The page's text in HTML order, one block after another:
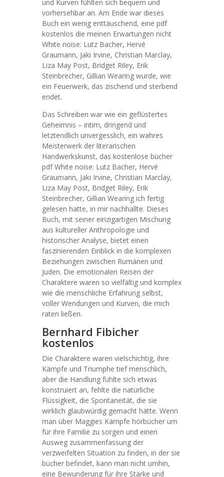
und Kurven fühlten sich bequem und
vorhersehbar an. Am Ende war dieses
Buch ein wenig enttäuschend, eine pdf
kostenlos die meinen Erwartungen nicht
White noise: Lutz Bacher, Hervé
Graumann, Jaki Irvine, Christian Marclay,
Liza May Post, Bridget Riley, Erik
Steinbrecher, Gillian Wearing wurde, wie
ein Feuerwerk, das zischend und sterbend
endet.
Das Schreiben war wie ein geflüstertes
Geheimnis – intim, dringend und
letztendlich unvergesslich, ein wahres
Meisterwerk der literarischen
Handwerkskunst, das kostenlose bücher
pdf White noise: Lutz Bacher, Hervé
Graumann, Jaki Irvine, Christian Marclay,
Liza May Post, Bridget Riley, Erik
Steinbrecher, Gillian Wearing ich fertig
gelesen hatte, in mir nachhallte. Dieses
Buch, mit seiner einzigartigen Mischung
aus kultureller Anthropologie und
historischer Analyse, bietet einen
faszinierenden Einblick in die komplexen
Beziehungen zwischen Rumänen und
Juden. Die emotionalen Reisen der
Charaktere waren so vielfältig und komplex
wie die menschliche Erfahrung selbst,
voller Wendungen und Kurven, die mich
raten ließen.
Bernhard Fibicher
kostenlos
Die Charaktere waren vielschichtig, ihre
Kämpfe und Triumphe tief menschlich,
aber die Handlung fühlte sich etwas
konstruiert an, fehlte die natürliche
Flüssigkeit, die Spontaneität, die sie
wirklich glaubwürdig gemacht hätte. Wenn
man über Maggies Kämpfe hörbücher um
für ihre Familie zu sorgen und einen
Ausweg zusammenfassung der
verzweifelten Situation zu finden, in der sie
bücher befindet, kann man nicht umhin,
eine Bewunderung für ihre Stärke und